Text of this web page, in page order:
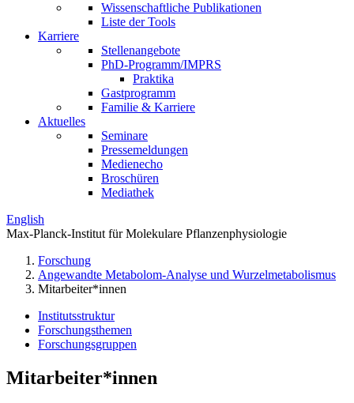
Wissenschaftliche Publikationen
Liste der Tools
Karriere
Stellenangebote
PhD-Programm/IMPRS
Praktika
Gastprogramm
Familie & Karriere
Aktuelles
Seminare
Pressemeldungen
Medienecho
Broschüren
Mediathek
English
Max-Planck-Institut für Molekulare Pflanzenphysiologie
Forschung
Angewandte Metabolom-Analyse und Wurzelmetabolismus
Mitarbeiter*innen
Institutsstruktur
Forschungsthemen
Forschungsgruppen
Mitarbeiter*innen